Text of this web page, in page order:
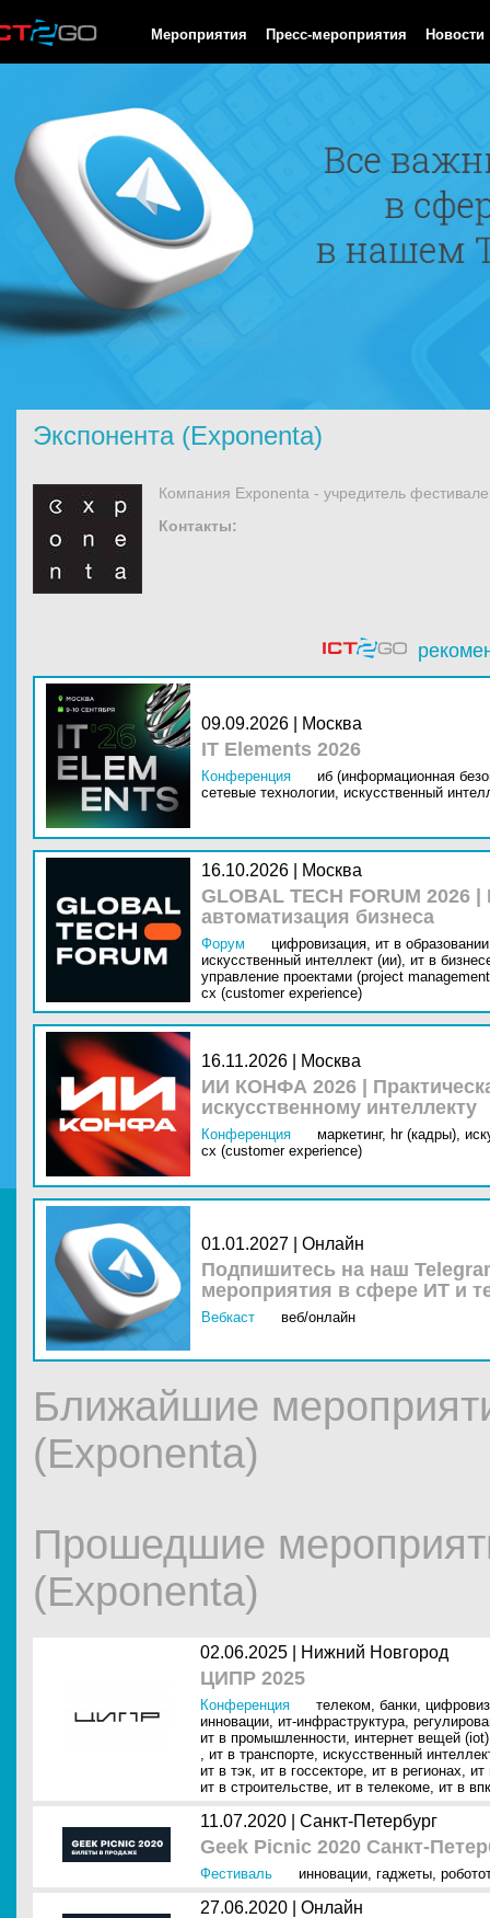
Мероприятия Пресс-мероприятия Новости
Экспонента (Exponenta)
Компания Exponenta - учредитель
Контакты:
09.09.2026 | Москва
IT Elements 2026
Конференция
иб (информационная
сетевые технологии, искусственный
16.10.2026 | Москва
GLOBAL TECH FORUM
автоматизация бизнеса
Форум цифровизация, ит в
искусственный интеллект (ии), ит в
управление проектами (project
cx (customer experience)
16.11.2026 | Москва
ИИ КОНФА 2026 |
искусственному интеллекту
Конференция маркетинг, hr (кадры),
cx (customer experience)
01.01.2027 | Онлайн
Подпишитесь на наш
мероприятия в сфере ИТ и
Вебкаст веб/онлайн
Ближайшие
(Exponenta)
Прошедшие
(Exponenta)
02.06.2025 | Нижний Новгород
ЦИПР 2025
Конференция телеком, банки,
инновации, ит-инфраструктура,
ит в промышленности, интернет вещей (iot)
, ит в транспорте, искусственный
ит в тэк, ит в госсекторе, ит в регионах, ит
ит в строительстве, ит в телекоме, ит в
11.07.2020 | Санкт-Петербург
Geek Picnic 2020 Санкт-
Фестиваль инновации, гаджеты,
27.06.2020 | Онлайн